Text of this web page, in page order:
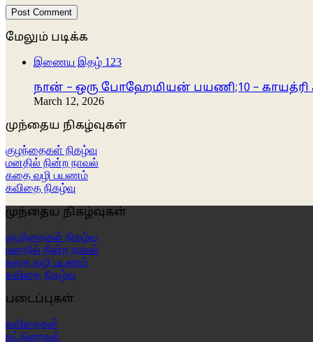
மேலும் படிக்க
இணைய இதழ் 123
நான் – ஒரு போஹேமியன் பயணி;10 – காயத்ரி
March 12, 2026
முந்தைய நிகழ்வுகள்
குழந்தைகள் நிகழ்வு
மனதில் நின்ற நாவல்
கதை வழி பயணம்
கவிதை நிகழ்வு
முந்தைய நிகழ்வுகள்
குழந்தைகள் நிகழ்வு
மனதில் நின்ற நாவல்
கதை வழி பயணம்
கவிதை நிகழ்வு
படைப்புகள்
கவிதைகள்
கட்டுரைகள்